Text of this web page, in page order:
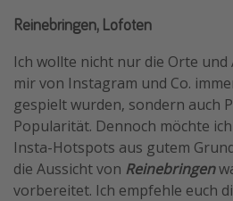
Reinebringen, Lofoten
Ich wollte nicht nur die Orte und
mir von Instagram und Co.
gespielt wurden, sondern auch
Popularität. Dennoch möchte
Insta-Hotspots aus gutem
die Aussicht von Reinebringen
vorbereitet. Ich empfehle euch